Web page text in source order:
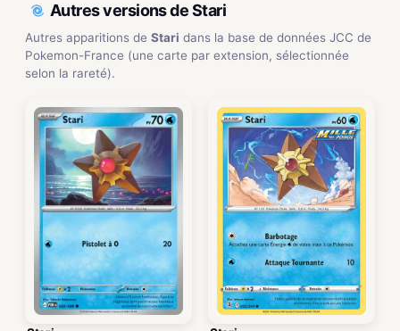
Autres versions de Stari
Autres apparitions de Stari dans la base de données JCC de
Pokemon-France (une carte par extension, sélectionnée
selon la rareté).